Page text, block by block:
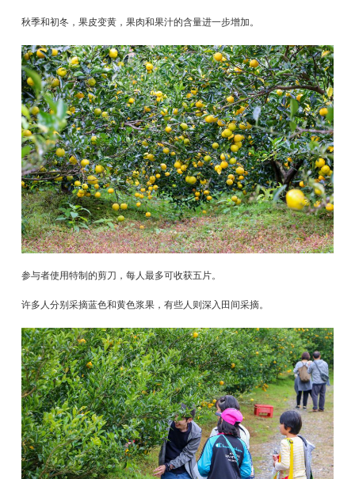
秋季和初冬，果皮变黄，果肉和果汁的含量进一步增加。
参与者使用特制的剪刀，每人最多可收获五片。
许多人分别采摘蓝色和黄色浆果，有些人则深入田间采摘。